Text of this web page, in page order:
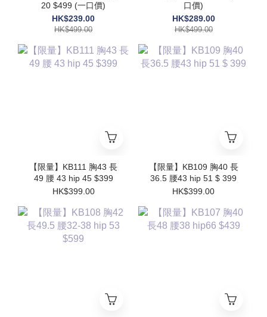
20 $499 (一口價)
HK$239.00
HK$499.00
口價)
HK$289.00
HK$499.00
【限量】KB111 胸43 長
49 腰 43 hip 45 $399
HK$399.00
【限量】KB109 胸40 長
36.5 腰43 hip 51 $ 399
HK$399.00